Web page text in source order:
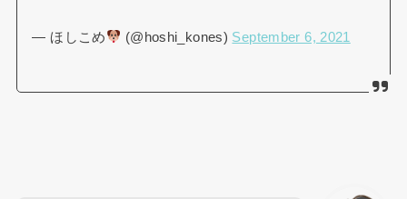
— ほしこめ (@hoshi_kones) September 6, 2021